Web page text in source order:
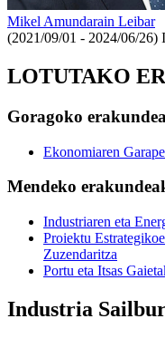
Mikel Amundarain Leibar
(2021/09/01 - 2024/06/26)
LOTUTAKO
Goragoko
Ekonomiaren
Mendeko
Industriaren eta
Proiektu
Zuzendaritza
Portu eta Itsas
Industria